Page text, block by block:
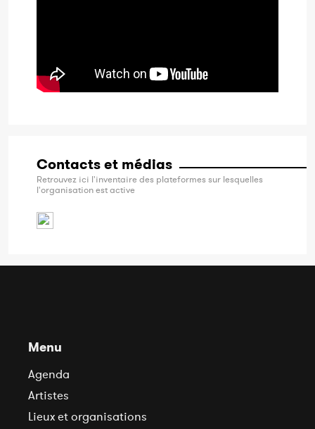
Contacts et médias
Retrouvez ici l'inventaire des plateformes sur lesquelles
l'organisation est active
Menu
Agenda
Artistes
Lieux et organisations